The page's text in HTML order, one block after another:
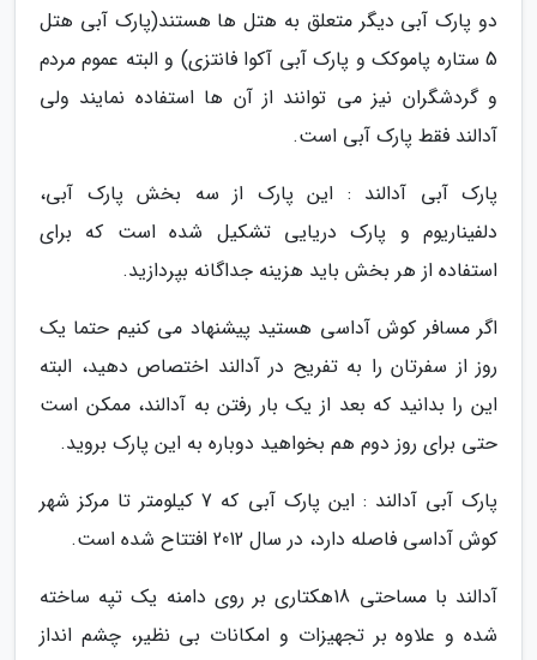
دو پارک آبی دیگر متعلق به هتل ها هستند(پارک آبی هتل
5 ستاره پاموکک و پارک آبی آکوا فانتزی) و البته عموم مردم
و گردشگران نیز می توانند از آن ها استفاده نمایند ولی
آدالند فقط پارک آبی است.
پارک آبی آدالند : این پارک از سه بخش پارک آبی،
دلفیناریوم و پارک دریایی تشکیل شده است که برای
استفاده از هر بخش باید هزینه جداگانه بپردازید.
اگر مسافر کوش آداسی هستید پیشنهاد می کنیم حتما یک
روز از سفرتان را به تفریح در آدالند اختصاص دهید، البته
این را بدانید که بعد از یک بار رفتن به آدالند، ممکن است
حتی برای روز دوم هم بخواهید دوباره به این پارک بروید.
پارک آبی آدالند : این پارک آبی که 7 کیلومتر تا مرکز شهر
کوش آداسی فاصله دارد، در سال 2012 افتتاح شده است.
آدالند با مساحتی 18هکتاری بر روی دامنه یک تپه ساخته
شده و علاوه بر تجهیزات و امکانات بی نظیر، چشم انداز